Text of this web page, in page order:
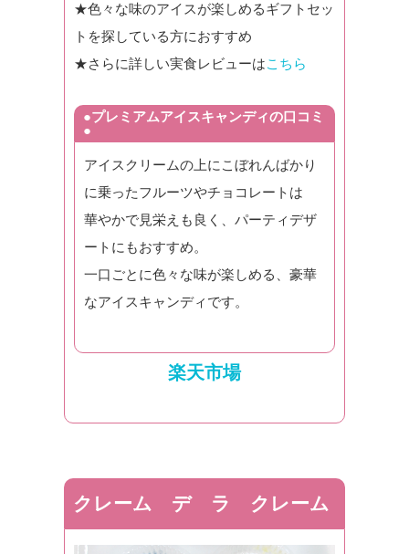
★色々な味のアイスが楽しめるギフトセッ
トを探している方におすすめ
★さらに詳しい実食レビューはこちら
●プレミアムアイスキャンディの口コミ
●
アイスクリームの上にこぼれんばかり
に乗ったフルーツやチョコレートは
華やかで見栄えも良く、パーティデザ
ートにもおすすめ。
一口ごとに色々な味が楽しめる、豪華
なアイスキャンディです。
楽天市場
クレーム デ ラ クレーム